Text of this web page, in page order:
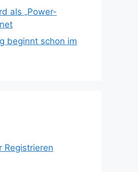
als „Power-
beginnt schon im
Registrieren